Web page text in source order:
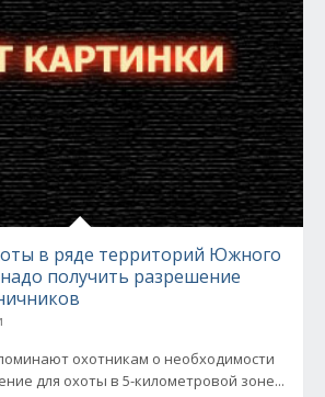
в ряде территорий Южного
получить разрешение
охотникам о необходимости
для охоты в 5-километровой зоне...